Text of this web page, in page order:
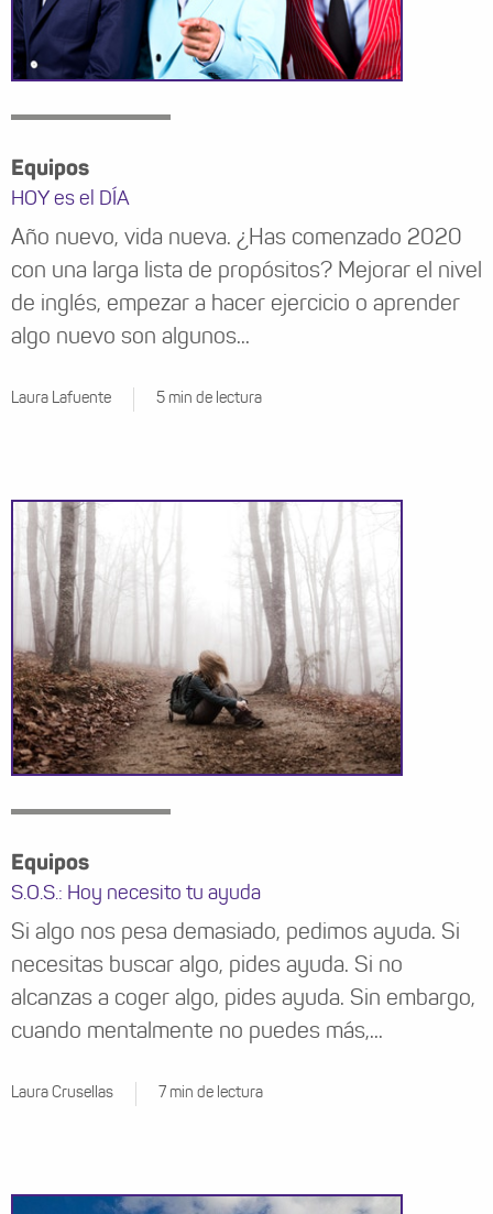
Equipos
HOY es el DÍA
Año nuevo, vida nueva. ¿Has comenzado 2020
con una larga lista de propósitos? Mejorar el nivel
de inglés, empezar a hacer ejercicio o aprender
algo nuevo son algunos...
Laura Lafuente 5 min de lectura
Equipos
S.O.S.: Hoy necesito tu ayuda
Si algo nos pesa demasiado, pedimos ayuda. Si
necesitas buscar algo, pides ayuda. Si no
alcanzas a coger algo, pides ayuda. Sin embargo,
cuando mentalmente no puedes más,...
Laura Crusellas 7 min de lectura